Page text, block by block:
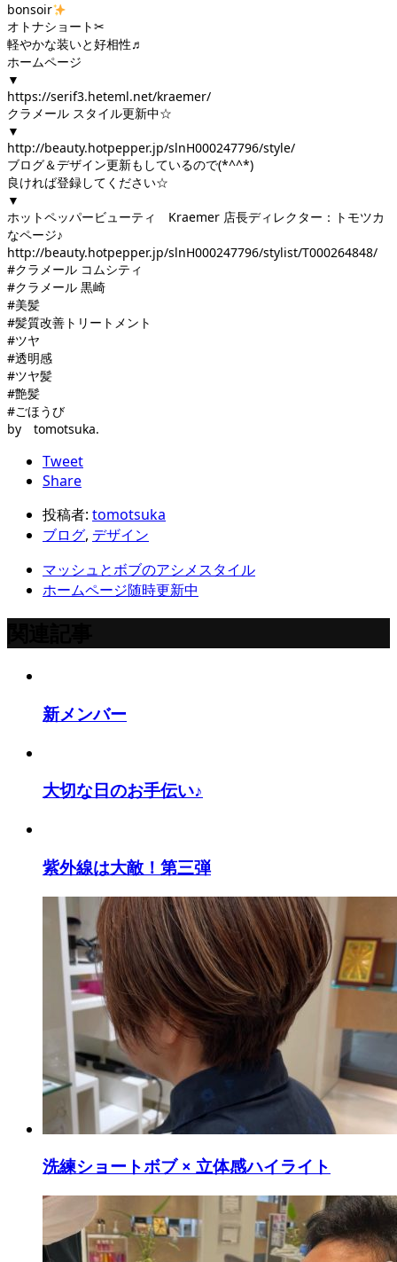
bonsoir
オトナショート✂︎
軽やかな装いと好相性♬
ホームページ
▼
https://serif3.heteml.net/kraemer/
クラメール スタイル更新中☆
▼
http://beauty.hotpepper.jp/slnH000247796/style/
ブログ＆デザイン更新もしているので(*^^*)
良ければ登録してください☆
▼
ホットペッパービューティ Kraemer 店長ディレクター：トモツカ
なページ♪
http://beauty.hotpepper.jp/slnH000247796/stylist/T000264848/
#クラメール コムシティ
#クラメール 黒崎
#美髪
#髪質改善トリートメント
#ツヤ
#透明感
#ツヤ髪
#艶髪
#ごほうび
by tomotsuka.
Tweet
Share
投稿者: tomotsuka
ブログ, デザイン
マッシュとボブのアシメスタイル
ホームページ随時更新中
新メンバー
大切な日のお手伝い♪
紫外線は大敵！第三弾
洗練ショートボブ × 立体感ハイライト